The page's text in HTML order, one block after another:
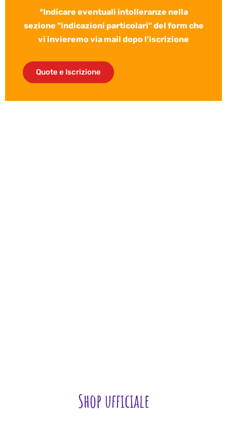
*Indicare eventuali intolleranze nella
sezione "indicazioni particolari" del form che
vi invieremo via mail dopo l'iscrizione
Quote e Iscrizione
Shop ufficiale